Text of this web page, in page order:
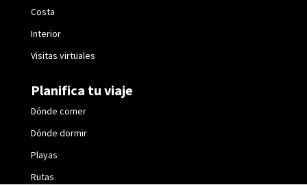
Costa
Interior
Visitas virtuales
Planifica tu viaje
Dónde comer
Dónde dormir
Playas
Rutas